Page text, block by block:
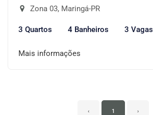
Zona 03, Maringá-PR
3 Quartos 4 Banheiros 3 Vagas
Mais informações
‹ 1 ›